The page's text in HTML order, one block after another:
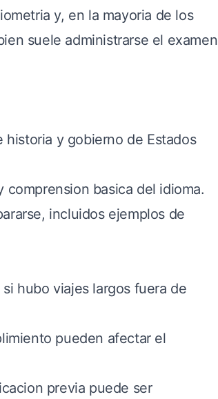
y, en la mayoria de los
suele administrarse el examen
y gobierno de Estados
comprension basica del idioma.
incluidos ejemplos de
hubo viajes largos fuera de
pueden afectar el
previa puede ser